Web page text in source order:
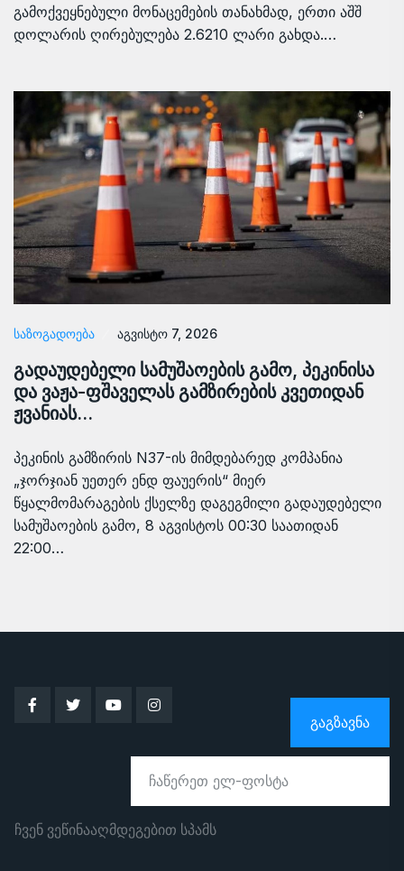
გამოქვეყნებული მონაცემების თანახმად, ერთი აშშ
დოლარის ღირებულება 2.6210 ლარი გახდა.…
ᲡᲐᲖᲝᲒᲐᲓᲝᲔᲑᲐ აგვისტო 7, 2026
გადაუდებელი სამუშაოების გამო, პეკინისა
და ვაჟა-ფშაველას გამზირების კვეთიდან
ჟვანიას…
პეკინის გამზირის N37-ის მიმდებარედ კომპანია
„ჯორჯიან უეთერ ენდ ფაუერის“ მიერ
წყალმომარაგების ქსელზე დაგეგმილი გადაუდებელი
სამუშაოების გამო, 8 აგვისტოს 00:30 საათიდან
22:00…
ᲒᲐᲒᲖᲐᲕᲜᲐ
ჩვენ ვეწინააღმდეგებით სპამს